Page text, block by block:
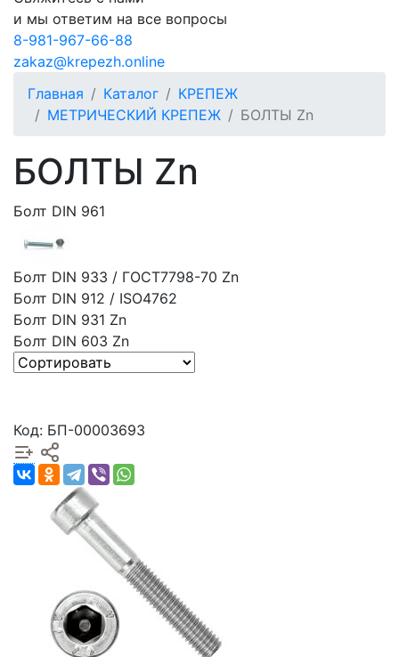
и мы ответим на все вопросы
8-981-967-66-88
zakaz@krepezh.online
Главная
Каталог
КРЕПЕЖ
МЕТРИЧЕСКИЙ КРЕПЕЖ
БОЛТЫ Zn
БОЛТЫ Zn
Болт DIN 961
Болт DIN 933 / ГОСТ7798-70 Zn
Болт DIN 912 / ISO4762
Болт DIN 931 Zn
Болт DIN 603 Zn
Код: БП-00003693